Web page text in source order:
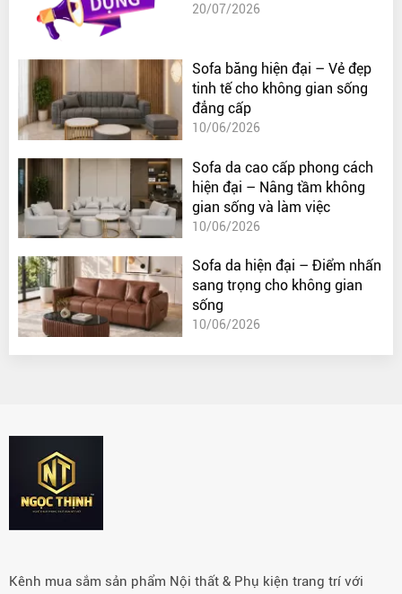
20/07/2026
Sofa băng hiện đại – Vẻ đẹp
tinh tế cho không gian sống
đẳng cấp
10/06/2026
Sofa da cao cấp phong cách
hiện đại – Nâng tầm không
gian sống và làm việc
10/06/2026
Sofa da hiện đại – Điểm nhấn
sang trọng cho không gian
sống
10/06/2026
Kênh mua sắm sản phẩm Nội thất & Phụ kiện trang trí với